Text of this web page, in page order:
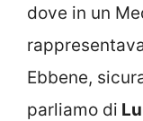
dove in un
Ebbene,
parliamo di